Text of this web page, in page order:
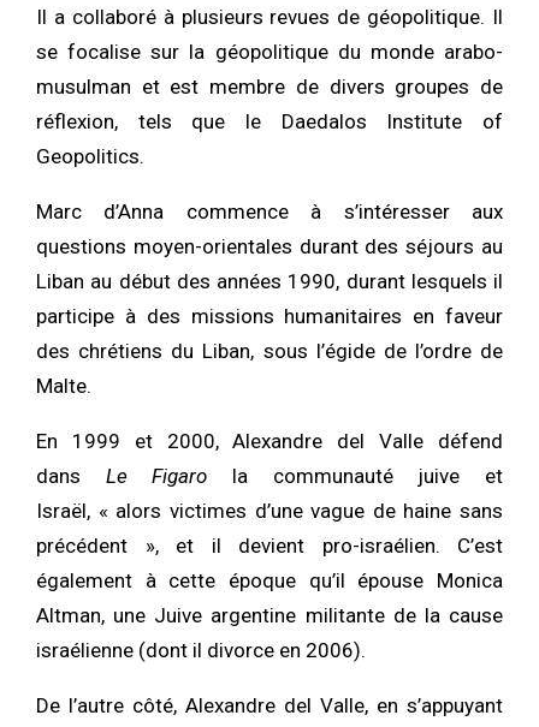
Il a collaboré à plusieurs revues de géopolitique. Il
se focalise sur la géopolitique du monde arabo-
musulman et est membre de divers groupes de
réflexion, tels que le Daedalos Institute of
Geopolitics.
Marc d’Anna commence à s’intéresser aux
questions moyen-orientales durant des séjours au
Liban au début des années 1990, durant lesquels il
participe à des missions humanitaires en faveur
des chrétiens du Liban, sous l’égide de l’ordre de
Malte.
En 1999 et 2000, Alexandre del Valle défend
dans Le Figaro la communauté juive et
Israël, « alors victimes d’une vague de haine sans
précédent », et il devient pro-israélien. C’est
également à cette époque qu’il épouse Monica
Altman, une Juive argentine militante de la cause
israélienne (dont il divorce en 2006).
De l’autre côté, Alexandre del Valle, en s’appuyant